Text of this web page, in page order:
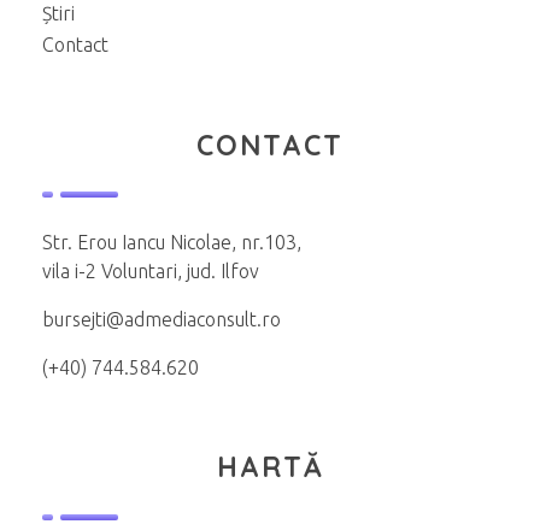
Știri
Contact
CONTACT
Str. Erou Iancu Nicolae, nr.103,
vila i-2 Voluntari, jud. Ilfov
bursejti@admediaconsult.ro
(+40) 744.584.620
HARTĂ